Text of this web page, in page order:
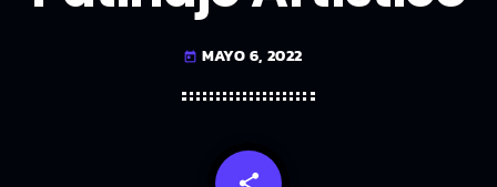
today MAYO 6, 2022